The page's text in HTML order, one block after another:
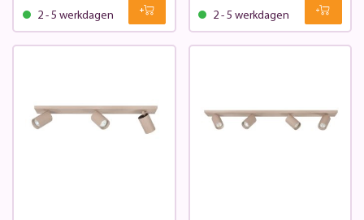
2 - 5 werkdagen 2 - 5 werkdagen